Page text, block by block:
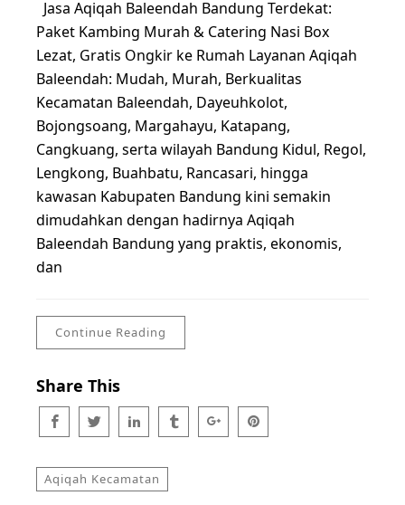
Jasa Aqiqah Baleendah Bandung Terdekat:
Paket Kambing Murah & Catering Nasi Box
Lezat, Gratis Ongkir ke Rumah Layanan Aqiqah
Baleendah: Mudah, Murah, Berkualitas
Kecamatan Baleendah, Dayeuhkolot,
Bojongsoang, Margahayu, Katapang,
Cangkuang, serta wilayah Bandung Kidul, Regol,
Lengkong, Buahbatu, Rancasari, hingga
kawasan Kabupaten Bandung kini semakin
dimudahkan dengan hadirnya Aqiqah
Baleendah Bandung yang praktis, ekonomis,
dan
Continue Reading
Share This
Aqiqah Kecamatan